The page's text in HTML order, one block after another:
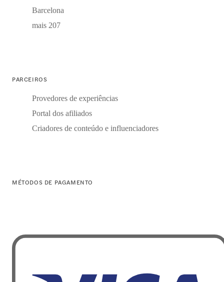
Barcelona
mais 207
PARCEIROS
Provedores de experiências
Portal dos afiliados
Criadores de conteúdo e influenciadores
MÉTODOS DE PAGAMENTO